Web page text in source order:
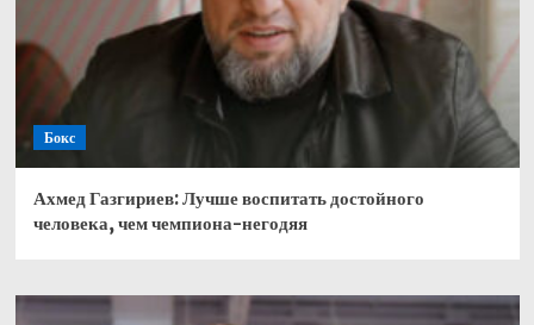
Бокс
Ахмед Газгириев: Лучше воспитать достойного
человека, чем чемпиона-негодяя